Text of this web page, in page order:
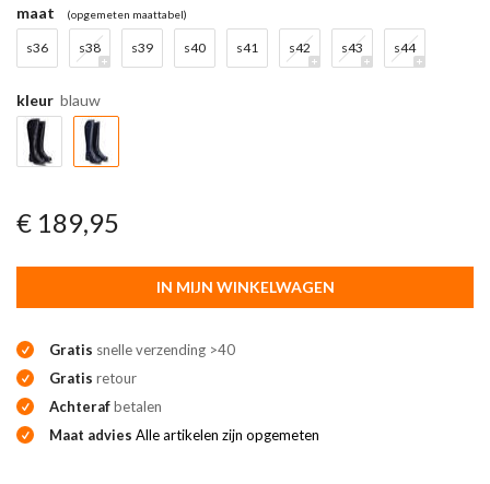
maat (opgemeten maattabel)
s36 s38 s39 s40 s41 s42 s43 s44
kleur blauw
€ 189,95
IN MIJN WINKELWAGEN
Gratis snelle verzending >40
Gratis retour
Achterafbetalen
Maat advies Alle artikelen zijn opgemeten